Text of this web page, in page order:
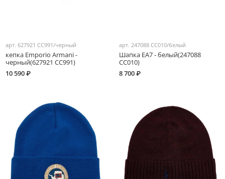
арт.627921 CC991/черный
кепка Emporio Armani -
черный(627921 CC991)
10 590 ₽
арт. 247088 CC010/белый
Шапка EA7 - белый(247088
CC010)
8 700 ₽